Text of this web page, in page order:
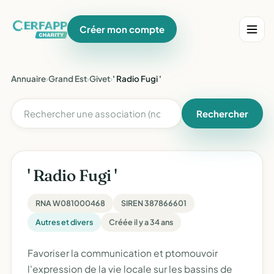
Créer mon compte
Annuaire›Grand Est›Givet›' Radio Fugi '
Rechercher
' Radio Fugi '
RNA W081000468
SIREN 387866601
Autres et divers
Créée il y a 34 ans
Favoriser la communication et ptomouvoir
l'expression de la vie locale sur les bassins de